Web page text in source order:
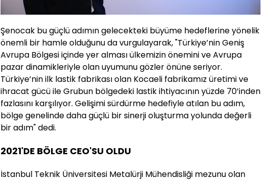
Şenocak bu güçlü adımın gelecekteki büyüme hedeflerine yönelik
önemli bir hamle olduğunu da vurgulayarak, "Türkiye’nin Geniş
Avrupa Bölgesi içinde yer alması ülkemizin önemini ve Avrupa
pazar dinamikleriyle olan uyumunu gözler önüne seriyor.
Türkiye’nin ilk lastik fabrikası olan Kocaeli fabrikamız üretimi ve
ihracat gücü ile Grubun bölgedeki lastik ihtiyacının yüzde 70’inden
fazlasını karşılıyor. Gelişimi sürdürme hedefiyle atılan bu adım,
bölge genelinde daha güçlü bir sinerji oluşturma yolunda değerli
bir adım" dedi.
2021'DE BÖLGE CEO'SU OLDU
İstanbul Teknik Üniversitesi Metalürji Mühendisliği mezunu olan